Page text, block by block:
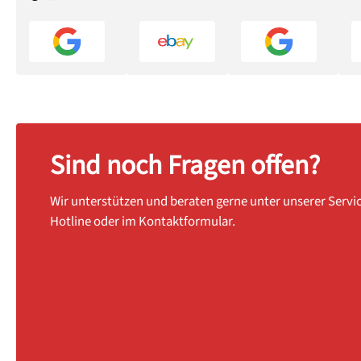
Sind noch Fragen offen?
Wir unterstützen und beraten gerne unter unserer
Hotline oder im Kontaktformular.